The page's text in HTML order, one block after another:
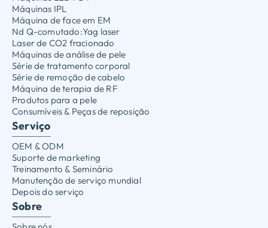
Máquinas IPL
Máquina de face em EM
Nd Q-comutado:Yag laser
Laser de CO2 fracionado
Máquinas de análise de pele
Série de tratamento corporal
Série de remoção de cabelo
Máquina de terapia de RF
Produtos para a pele
Consumíveis & Peças de reposição
Serviço
OEM & ODM
Suporte de marketing
Treinamento & Seminário
Manutenção de serviço mundial
Depois do serviço
Sobre